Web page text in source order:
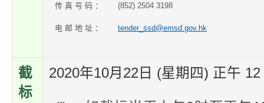
传 真 号 码 ： (852) 2504 3198
电 邮 地 址 ： tender_ssd@emsd.gov.hk
截
标
2020年10月22日 (星期四) 正午